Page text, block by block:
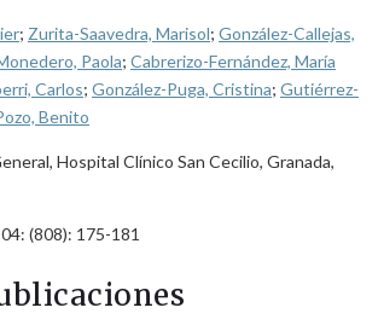
; Zurita-Saavedra, Marisol; González-Callejas,
Paola; Cabrerizo-Fernández, María
Carlos; González-Puga, Cristina; Gutiérrez-
Benito
Hospital Clínico San Cecilio, Granada,
(808): 175-181